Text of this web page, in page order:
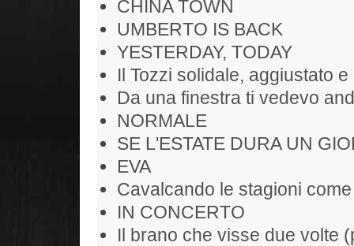
CHINA TOWN
UMBERTO IS BACK
YESTERDAY, TODAY
Il Tozzi solidale, aggiustato
Da una finestra ti vedevo
NORMALE
SE L'ESTATE DURA UN
EVA
Cavalcando le stagioni
IN CONCERTO
Il brano che visse due volte